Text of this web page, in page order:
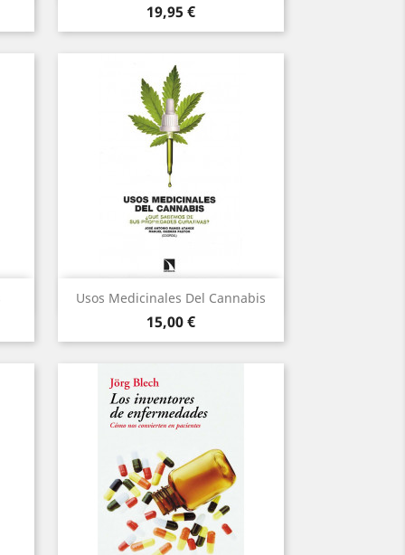
Precio
19,95 €
Usos Medicinales Del Cannabis
Precio
15,00 €
Vista rápida